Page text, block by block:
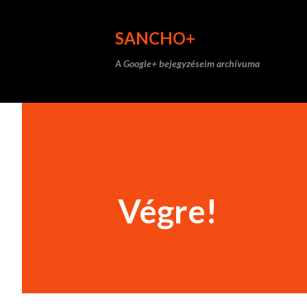
SANCHO+
A Google+ bejegyzéseim archívuma
Végre!